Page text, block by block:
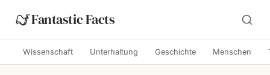
Fantastic Facts
Wissenschaft Unterhaltung Geschichte Menschen